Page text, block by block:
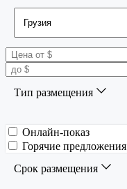
Тип размещения
Онлайн-показ
Горячие предложения
Срок размещения